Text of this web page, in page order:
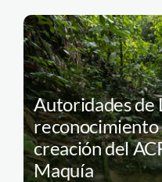
Autoridades
reconocimiento
creación del
Maquía